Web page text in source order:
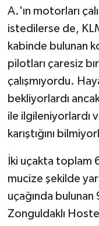
A.'ın motorları
istedilerse de,
kabinde bulunan
pilotları çaresiz
çalışmıyordu.
bekliyorlardı
ile ilgileniyorlardı
karıştığını
İki uçakta toplam
mucize şekilde
uçağında
Zonguldaklı